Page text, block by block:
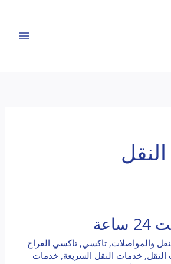
والمواصلات,تاكسي,تاكسي الفراج
,خدمات النقل السريعة,خدمات